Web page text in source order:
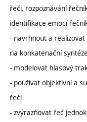
řeči, rozpoznávání
identifikace emocí
- navrhnout a realizovat
na konkatenační syntéze
- modelovat hlasový
- používat objektivní a
řeči
- zvýrazňovat řeč